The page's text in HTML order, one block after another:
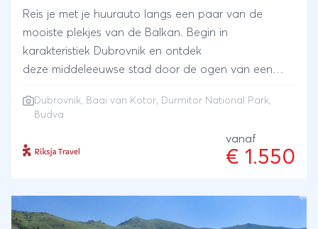
ook de meer gangbare highlights meepakt.
Reis je met je huurauto langs een paar van de
mooiste plekjes van de Balkan. Begin in
karakteristiek Dubrovnik en ontdek
deze middeleeuwse stad door de ogen van een
national park, een ruig, bergachtig landschap vol
het laatste overgebleven regenwoud van Europa
om vervolgens te relaxen in Budva aan een
Dubrovnik, Baai van Kotor, Durmitor National Park,
Budva
vanaf
€ 1.550